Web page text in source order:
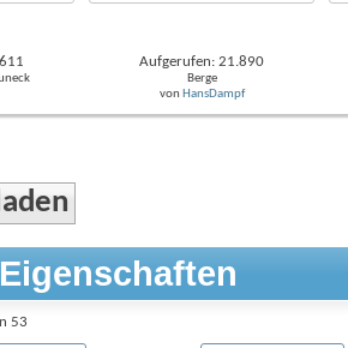
Aufgerufen: 21.890
Berge
von HansDampf
53